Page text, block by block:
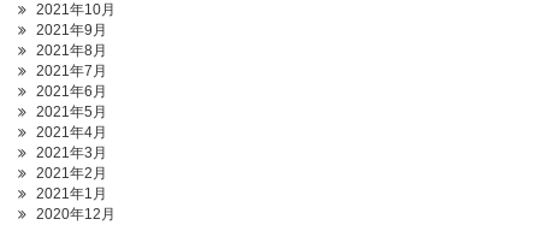
2021年10月
2021年9月
2021年8月
2021年7月
2021年6月
2021年5月
2021年4月
2021年3月
2021年2月
2021年1月
2020年12月